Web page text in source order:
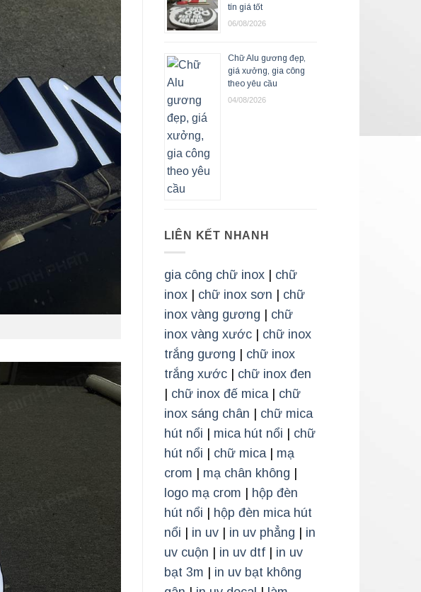
tín giá tốt
06/08/2026
Chữ Alu gương đẹp,
giá xưởng, gia công
theo yêu cầu
04/08/2026
LIÊN KẾT NHANH
gia công chữ inox| chữ
inox| chữ inox sơn
chữ
inox vàng gương
chữ
inox vàng xước| chữ inox
trắng gương
chữ inox
trắng xước| chữ inox đen
chữ inox đế mica| chữ
inox sáng chân
chữ mica
hút nổi
mica hút nổi
chữ
hút nổi
chữ mica| mạ
crom
mạ chân không
logo mạ crom
hộp đèn
hút nổi
hộp đèn mica hút
nổi
in uv| in uv phẳng
in
uv cuộn
in uv dtf| in uv
bạt 3m
in uv bạt không